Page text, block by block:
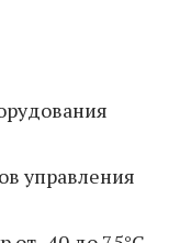
управления